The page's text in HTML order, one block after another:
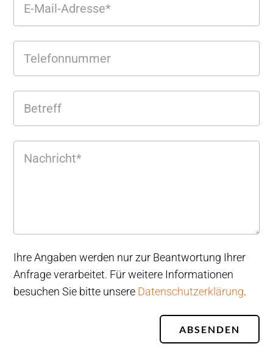
Ihre Angaben werden nur zur Beantwortung Ihrer
Anfrage verarbeitet. Für weitere Informationen
besuchen Sie bitte unsere Datenschutzerklärung.
ABSENDEN